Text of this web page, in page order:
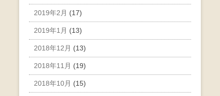
2019年2月 (17)
2019年1月 (13)
2018年12月 (13)
2018年11月 (19)
2018年10月 (15)